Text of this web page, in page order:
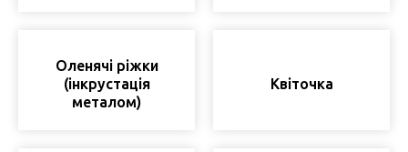
Оленячі ріжки
(інкрустація
металом)
Квіточка